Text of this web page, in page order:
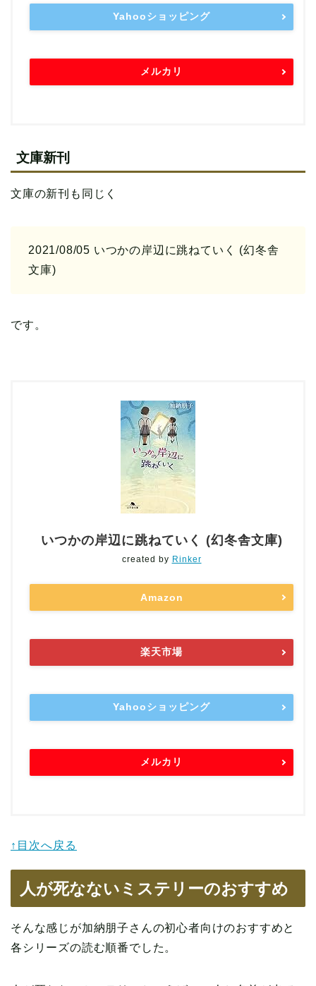
Yahooショッピング
メルカリ
文庫新刊
文庫の新刊も同じく
2021/08/05 いつかの岸辺に跳ねていく (幻冬舎
文庫)
です。
いつかの岸辺に跳ねていく (幻冬舎文庫)
created by Rinker
Amazon
楽天市場
Yahooショッピング
メルカリ
↑目次へ戻る
人が死なないミステリーのおすすめ
そんな感じが加納朋子さんの初心者向けのおすすめと
各シリーズの読む順番でした。